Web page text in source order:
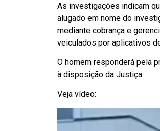
As investigações indicam
alugado em nome do
mediante cobrança e
veiculados por aplicativos
O homem responderá pela
à disposição da Justiça.
Veja vídeo: